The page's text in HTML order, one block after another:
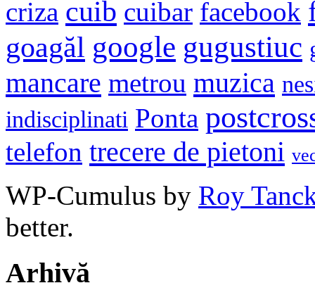
criza cuib cuibar facebook
goagăl google gugustiuc
mancare metrou muzica
indisciplinati Ponta
telefon trecere de pietoni
WP-Cumulus by Roy
better.
Arhivă